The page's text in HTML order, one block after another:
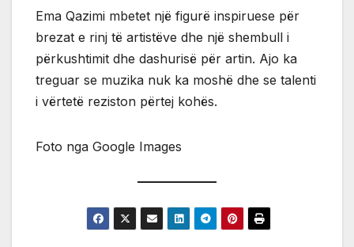
Ema Qazimi mbetet një figurë inspiruese për
brezat e rinj të artistëve dhe një shembull i
përkushtimit dhe dashurisë për artin. Ajo ka
treguar se muzika nuk ka moshë dhe se talenti
i vërtetë reziston përtej kohës.
Foto nga Google Images